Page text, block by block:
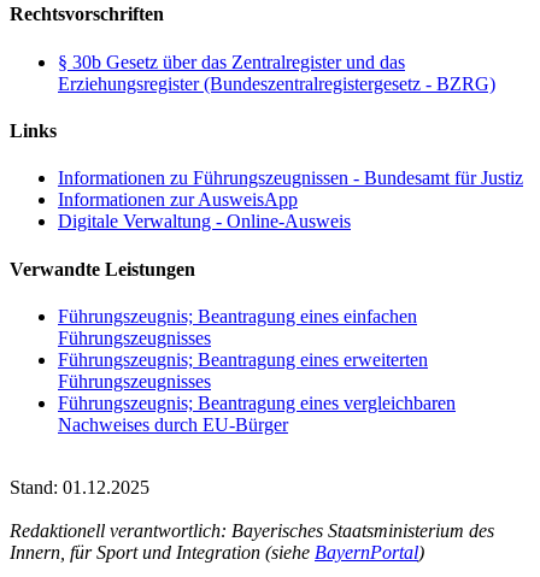
Rechtsvorschriften
§ 30b Gesetz über das Zentralregister und das
Erziehungsregister (Bundeszentralregistergesetz - BZRG)
Links
Informationen zu Führungszeugnissen - Bundesamt für Justiz
Informationen zur AusweisApp
Digitale Verwaltung - Online-Ausweis
Verwandte Leistungen
Führungszeugnis; Beantragung eines einfachen
Führungszeugnisses
Führungszeugnis; Beantragung eines erweiterten
Führungszeugnisses
Führungszeugnis; Beantragung eines vergleichbaren
Nachweises durch EU-Bürger
Stand: 01.12.2025
Redaktionell verantwortlich: Bayerisches Staatsministerium des
Innern, für Sport und Integration (siehe BayernPortal)